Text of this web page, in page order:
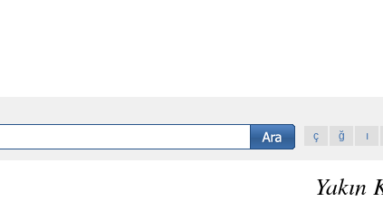
ç
ğ ı
Yakın